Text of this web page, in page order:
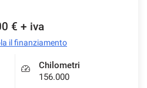
€ + iva
il finanziamento
Chilometri
156.000